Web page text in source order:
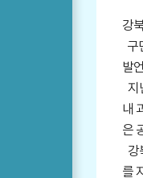
강
구
발
지
내
은
강
를